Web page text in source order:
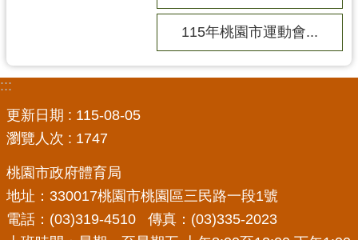
E
g
l
i
h
桃
園
115年桃園市運動會...
:::
更新日期
115-08-05
瀏覽人次
1747
桃園市政府體育局
地址：330017桃園市桃園區三民路一段1號
電話：(03)319-4510 傳真：(03)335-2023